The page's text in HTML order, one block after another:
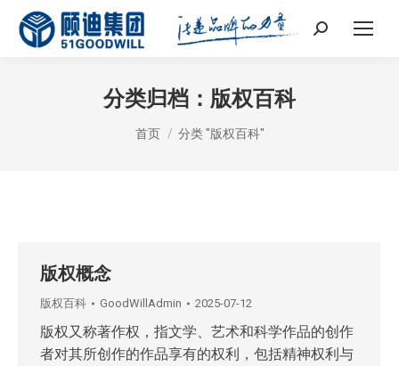
Search:
分类归档： 版权百科
您在这里：
首页 分类 "版权百科"
版权概念
版权百科 GoodWillAdmin 2025-07-12
版权又称著作权，指文学、艺术和科学作品的创作
者对其所创作的作品享有的权利，包括精神权利与